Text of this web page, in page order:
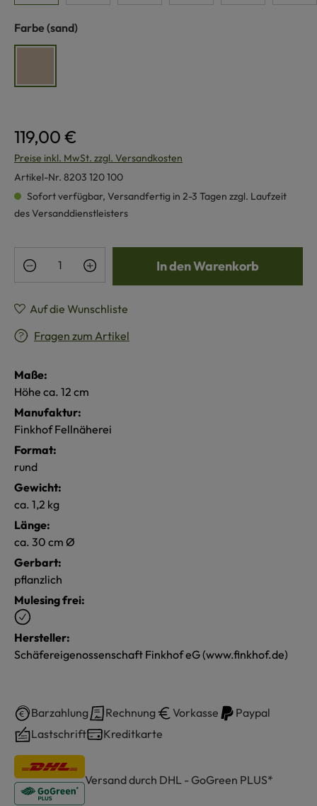
Farbe auswählen
(sand)
119,00 €
Preise inkl. MwSt. zzgl. Versandkosten
Artikel-Nr. 8203 120 100
Sofort verfügbar, Versandfertig in 2-3 Tagen zzgl. Laufzeit
des Versanddienstleisters
Produkt Anzahl: Gib den gewünschten
In den Warenkorb
Auf die Wunschliste
Fragen zum Artikel
Maße:
Höhe ca. 12 cm
Manufaktur:
Finkhof Fellnäherei
Format:
rund
Gewicht:
ca. 1,2 kg
Länge:
ca. 30 cm Ø
Gerbart:
pflanzlich
Mulesing frei:
Hersteller:
Schäfereigenossenschaft Finkhof eG (www.finkhof.de)
Barzahlung Rechnung Vorkasse
Paypal
Lastschrift
Kreditkarte
Versand durch DHL - GoGreen PLUS*